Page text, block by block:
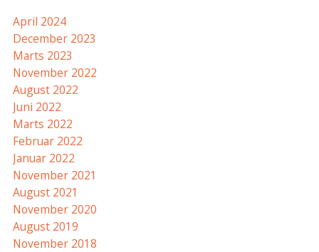
April 2024
December 2023
Marts 2023
November 2022
August 2022
Juni 2022
Marts 2022
Februar 2022
Januar 2022
November 2021
August 2021
November 2020
August 2019
November 2018